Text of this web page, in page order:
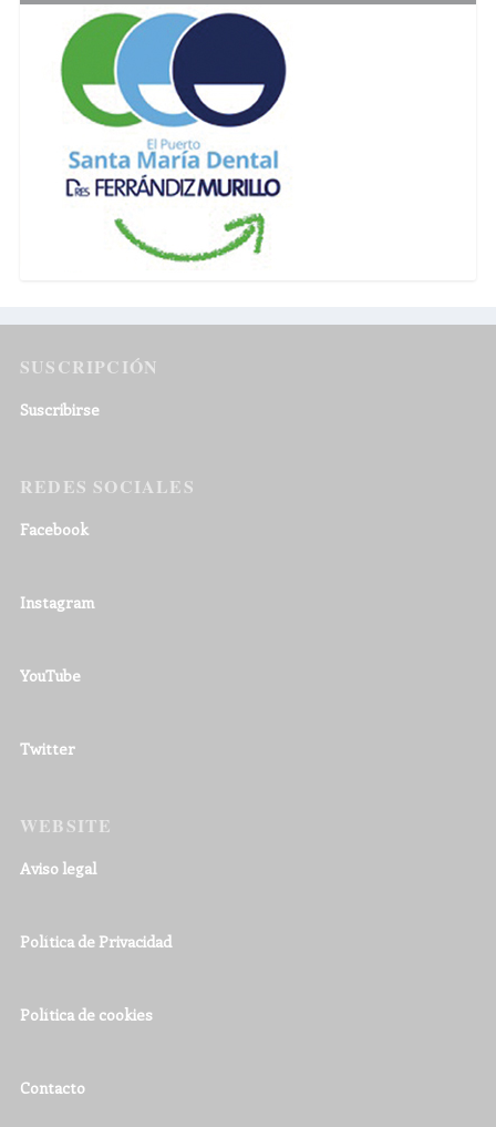
SUSCRIPCIÓN
Suscribirse
REDES SOCIALES
Facebook
Instagram
YouTube
Twitter
WEBSITE
Aviso legal
Política de Privacidad
Política de cookies
Contacto